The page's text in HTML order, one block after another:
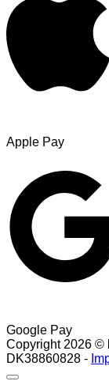
Apple Pay
Google Pay
Copyright 2026 ©
DK38860828 -